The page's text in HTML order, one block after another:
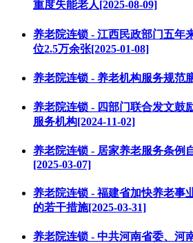
重度失能老人[2025-08-09]
养老院连锁 - 江西民政部门五年
位2.5万余张[2025-01-08]
养老院连锁 - 养老机构服务规范
养老院连锁 - 四部门联合发文鼓
服务机构[2024-11-02]
养老院连锁 - 居家养老服务条例
[2025-03-07]
养老院连锁 - 福建省加快养老事
的若干措施[2025-03-31]
养老院连锁 - 中共河南省委、河